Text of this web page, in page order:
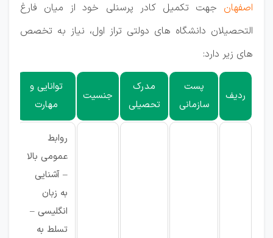
اصفهان جهت تکمیل کادر پرسنلی خود از میان فارغ
التحصیلان دانشگاه های دولتی تراز اول، نیاز به تخصص
های زیر دارد:
ردیف
پست
سازمانی
مدرک
تحصیلی
جنسیت
توانایی و
مهارت
روابط
عمومی بالا
– آشنایی
به زبان
انگلیسی –
تسلط به